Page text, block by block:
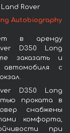
Rover
Autobiography
в аренду
D350 Long
заказать и
с
D350 Long
проката в
снабжены
комфорта,
при